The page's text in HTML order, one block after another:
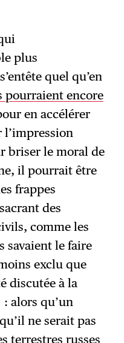
plus
quel qu’en
pourraient encore
en accélérer
l’impression
briser le moral de
il pourrait être
frappes
des
comme les
savaient le faire
exclu que
discutée à la
alors qu’un
ne serait pas
terrestres russes